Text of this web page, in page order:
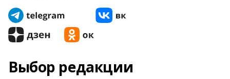
Выбор редакции